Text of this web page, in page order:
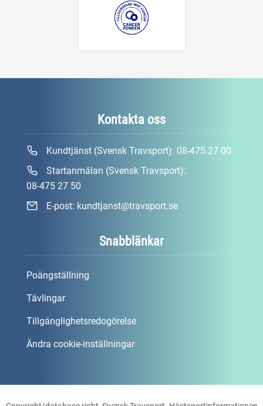
Snabblänkar
Poängställning
Tävlingar
Tillgänglighetsredogörelse
Ändra cookie-inställningar
Kontakta oss
Kundtjänst (Svensk Travsport): 08-475 27 00
Startanmälan (Svensk Travsport):
08-475 27 50
E-post: kundtjanst@travsport.se